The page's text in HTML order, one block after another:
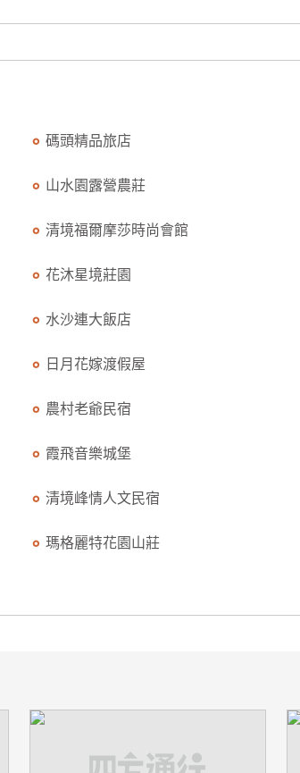
碼頭精品旅店
山水園露營農莊
清境福爾摩莎時尚會館
花沐星境莊園
水沙連大飯店
日月花嫁渡假屋
農村老爺民宿
霞飛音樂城堡
清境峰情人文民宿
瑪格麗特花園山莊